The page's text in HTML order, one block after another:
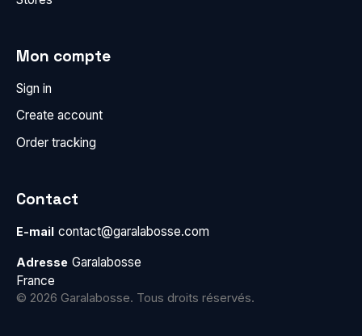
Mon compte
Sign in
Create account
Order tracking
Contact
E-mail contact@garalabosse.com
Adresse Garalabosse
France
© 2026 Garalabosse. Tous droits réservés.